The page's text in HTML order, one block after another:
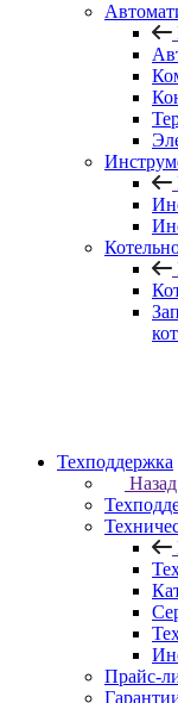
Техподдержка
Назад
Прайс-